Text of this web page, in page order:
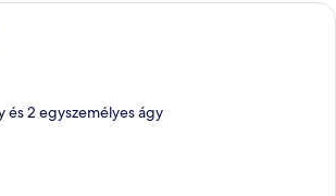
Egy emeletes ágy, melyhez egy fa
és 2 egyszemélyes ágy